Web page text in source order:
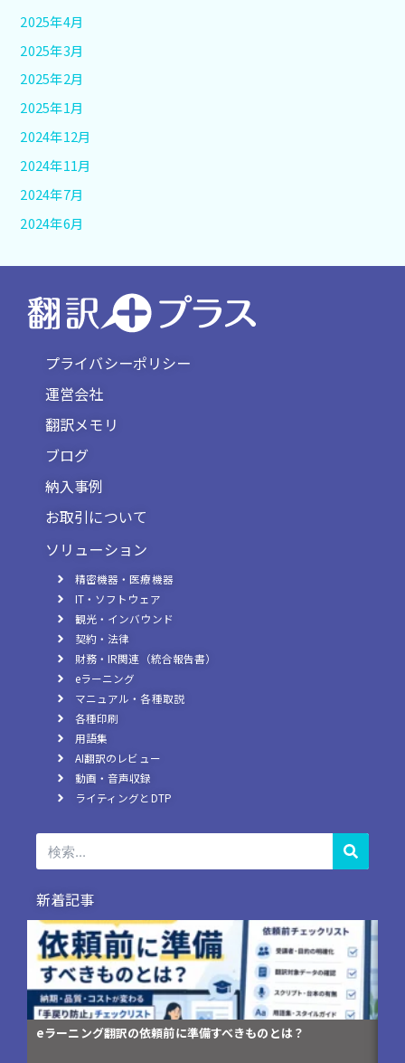
2025年4月
2025年3月
2025年2月
2025年1月
2024年12月
2024年11月
2024年7月
2024年6月
プライバシーポリシー
運営会社
翻訳メモリ
ブログ
納入事例
お取引について
ソリューション
精密機器・医療機器
IT・ソフトウェア
観光・インバウンド
契約・法律
財務・IR関連（統合報告書）
eラーニング
マニュアル・各種取説
各種印刷
用語集
AI翻訳のレビュー
動画・音声収録
ライティングとDTP
検
索
新着記事
コンプライアンス研修資料の英訳が「伝わらない」3つの理由